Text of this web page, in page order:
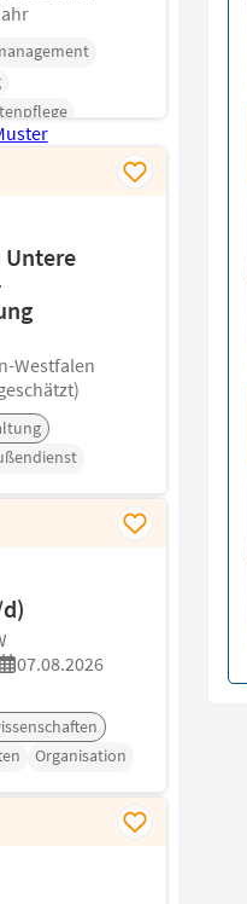
Westfalen
07.08.2026
Organisation